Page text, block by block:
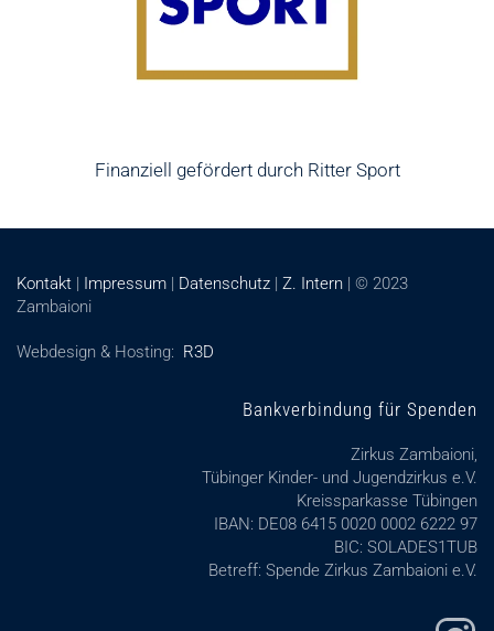
Finanziell gefördert durch Ritter Sport
Kontakt | Impressum | Datenschutz | Z. Intern | © 2023
Zambaioni
Webdesign & Hosting: R3D
Bankverbindung für Spenden
Zirkus Zambaioni,
Tübinger Kinder- und Jugendzirkus e.V.
Kreissparkasse Tübingen
IBAN: DE08 6415 0020 0002 6222 97
BIC: SOLADES1TUB
Betreff: Spende Zirkus Zambaioni e.V.